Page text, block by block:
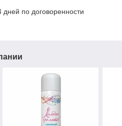
дней по договоренности